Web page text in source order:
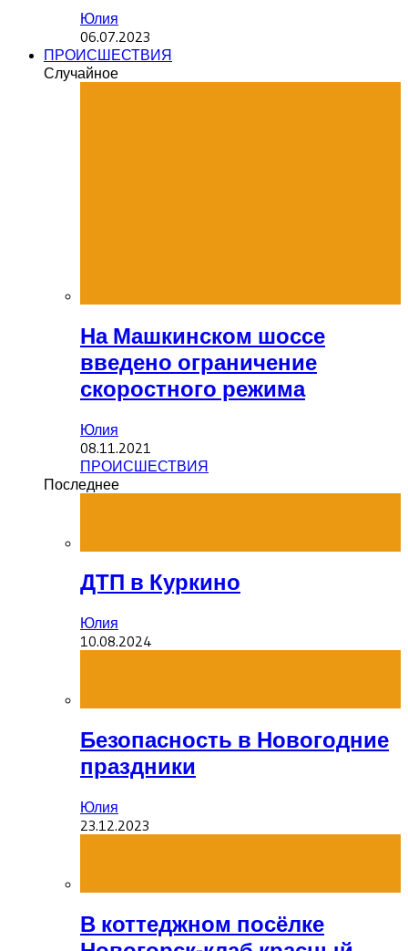
Юлия
06.07.2023
ПРОИСШЕСТВИЯ
Случайное
На Машкинском шоссе
введено ограничение
скоростного режима
Юлия
08.11.2021
ПРОИСШЕСТВИЯ
Последнее
ДТП в Куркино
Юлия
10.08.2024
Безопасность в Новогодние
праздники
Юлия
23.12.2023
В коттеджном посёлке